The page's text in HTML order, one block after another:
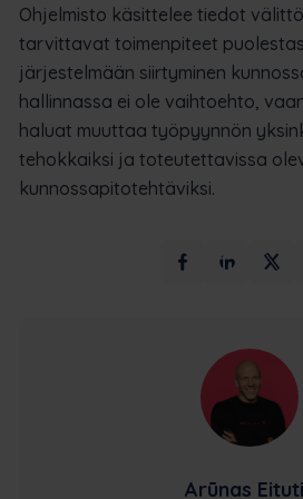
Ohjelmisto käsittelee tiedot
tarvittavat toimenpiteet
järjestelmään siirtyminen
hallinnassa ei ole vaihtoehto,
haluat muuttaa työpyynnön
tehokkaiksi ja toteutettavissa
kunnossapitotehtäviksi.
Arūnas